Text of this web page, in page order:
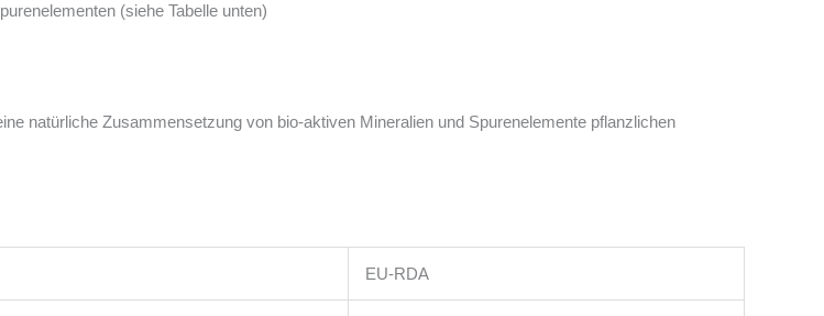
(siehe Tabelle unten)
natürliche Zusammensetzung von bio-aktiven Mineralien und Spurenelemente pflanzlichen
EU-RDA